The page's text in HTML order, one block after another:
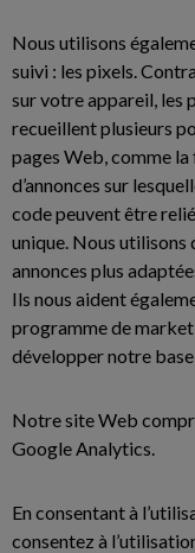
Nous utilisons
suivi : les pixels.
sur votre appareil, les
recueillent plusieurs
pages Web, comme
d’annonces sur
code peuvent être
unique. Nous utilisons
annonces plus
Ils nous aident
programme de
développer notre
Notre site Web
Google Analytics.
En consentant à
consentez à